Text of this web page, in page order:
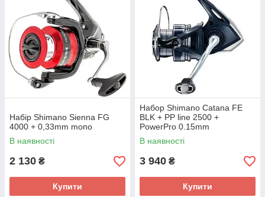
Набір Shimano Sienna FG
4000 + 0,33mm mono
В наявності
2 130 ₴
Купити
Набор Shimano Catana FE
BLK + PP line 2500 +
PowerPro 0.15mm
В наявності
3 940 ₴
Купити